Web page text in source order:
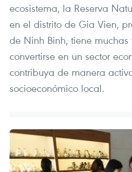
ecosistema, la Reserva
en el distrito de Gia Vien,
de Ninh Binh, tiene
convertirse en un sector
contribuya de manera
socioeconómico local.